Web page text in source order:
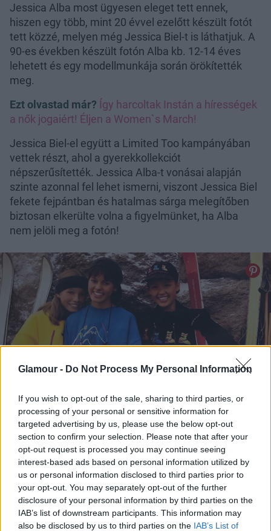
Glamour - Do Not Process My Personal Information
If you wish to opt-out of the sale, sharing to third parties, or
processing of your personal or sensitive information for
targeted advertising by us, please use the below opt-out
section to confirm your selection. Please note that after your
opt-out request is processed you may continue seeing
interest-based ads based on personal information utilized by
us or personal information disclosed to third parties prior to
your opt-out. You may separately opt-out of the further
disclosure of your personal information by third parties on the
IAB’s list of downstream participants. This information may
also be disclosed by us to third parties on the IAB’s List of
Jessica Alba most ügyesen eleget tett ennek,
hiszen egy több, mint 20 évvel ezelőtt készült fotót
tett közzé, melyen még Jessica Biel-t is láthatjuk. A
90-es években készült fotón Alba kb. 12-14 éves
lehetett és egy modellmunkája során örökítették
meg.
Ezt olvastad már? Így harcoltak Instán a hírességek
a nők jogaiért! Éljen a Women`s March!
Jessica Biel-el együtt a Limited Too kampányában
vettek részt, ahol a gyerekkollekciót
népszerűsítették. Jessica Alba-t vonásai alapján
szinte azonnal fel lehet ismerni, viszont Jessica Biel
fekete fejpántban és hatalmas sárga melegítőben
biztosan elkerülte volna a figyelmünket, ha Alba
nem jelöli meg a fotón!